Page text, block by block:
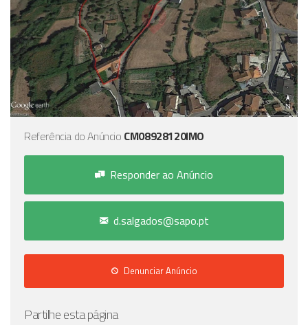
Referência do Anúncio CM08928120IMO
Responder ao Anúncio
d.salgados@sapo.pt
Denunciar Anúncio
Partilhe esta página